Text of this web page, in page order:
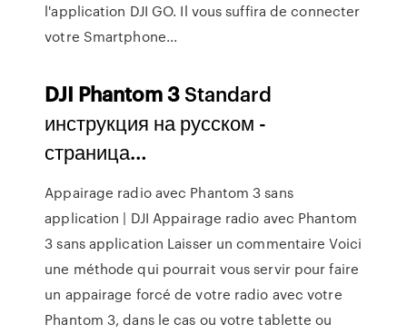
l'application DJI GO. Il vous suffira de connecter
votre Smartphone...
DJI Phantom3 Standard
инструкция на русском -
страница…
Appairage radio avec Phantom 3 sans
application | DJI Appairage radio avec Phantom
3 sans application Laisser un commentaire Voici
une méthode qui pourrait vous servir pour faire
un appairage forcé de votre radio avec votre
Phantom 3, dans le cas ou votre tablette ou